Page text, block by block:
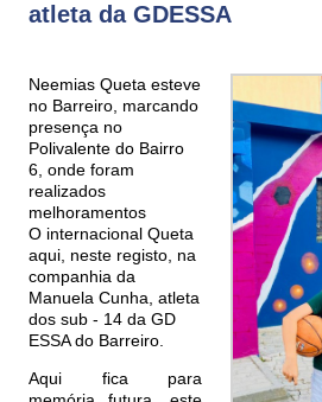
atleta da GDESSA
Neemias Queta esteve
no Barreiro, marcando
presença no
Polivalente do Bairro
6, onde foram
realizados
melhoramentos
O internacional Queta
aqui, neste registo, na
companhia da
Manuela Cunha, atleta
dos sub - 14 da GD
ESSA do Barreiro.
Aqui fica para